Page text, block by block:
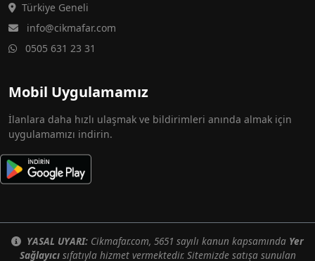
Türkiye Geneli
info@cikmafar.com
0505 631 23 31
Mobil Uygulamamız
İlanlara daha hızlı ulaşmak ve bildirimleri anında almak için
uygulamamızı indirin.
YASAL UYARI: Cikmafar.com, 5651 sayılı kanun kapsamında Yer
Sağlayıcısıfatıyla hizmet vermektedir. Sitemizde satışa sunulan